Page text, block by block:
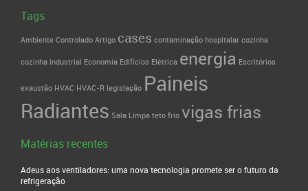
Tags
Ambiente Controlado Artigo cases contaminação hospitalar cozinha
cozinha industrial Economia Edifícios Elétrica energia Escritórios
exaustão HVAC HVAC-R legislação Paineis
Radiantes Sala Limpa teto frio vigas frias
Matérias recentes
Adeus aos ventiladores: uma nova tecnologia promete ser o futuro da
refrigeração